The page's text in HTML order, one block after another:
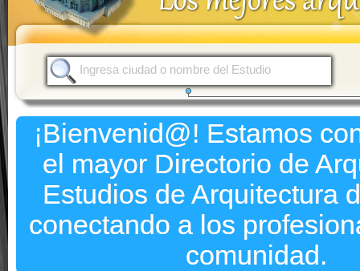
¡Bienvenid@! Estamos
el mayor Directorio de
Estudios de Arquitectura
conectando a los
comunidad.